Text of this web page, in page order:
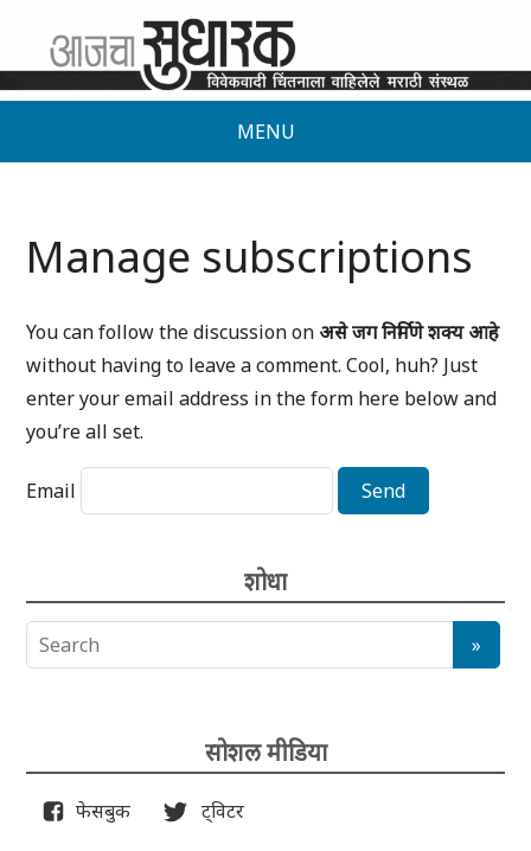
MENU
Manage subscriptions
You can follow the discussion on असे जग निर्मिणे शक्य आहे
without having to leave a comment. Cool, huh? Just
enter your email address in the form here below and
you’re all set.
Email
शोधा
सोशल मीडिया
फेसबुक ट्विटर